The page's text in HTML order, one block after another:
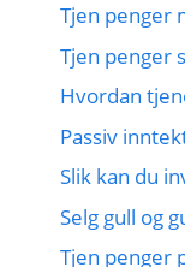
Tjen penger
Tjen penger
Hvordan
Passiv
Slik kan du
Selg gull og
Tjen penger